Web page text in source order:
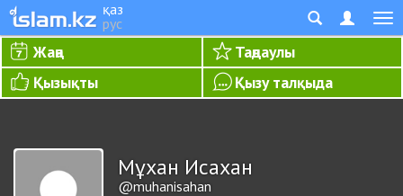
қаз
рус
Жаңа
Таңдаулы
Қызықты
Қызу талқыда
Мұхан Исахан
@muhanisahan